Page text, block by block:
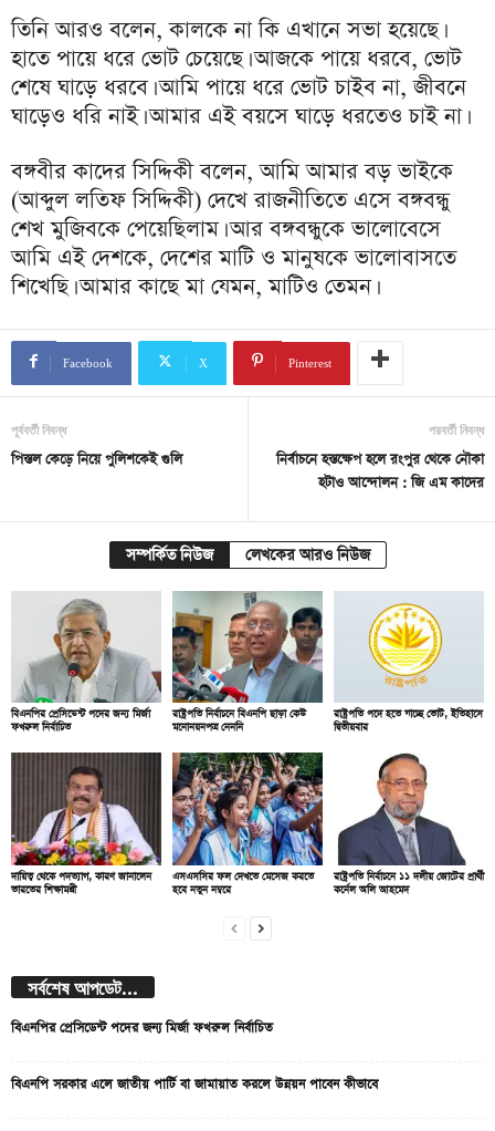
তিনি আরও বলেন, কালকে না কি এখানে সভা হয়েছে।
হাতে পায়ে ধরে ভোট চেয়েছে। আজকে পায়ে ধরবে, ভোট
শেষে ঘাড়ে ধরবে। আমি পায়ে ধরে ভোট চাইব না, জীবনে
ঘাড়েও ধরি নাই। আমার এই বয়সে ঘাড়ে ধরতেও চাই না।
বঙ্গবীর কাদের সিদ্দিকী বলেন, আমি আমার বড় ভাইকে
(আব্দুল লতিফ সিদ্দিকী) দেখে রাজনীতিতে এসে বঙ্গবন্ধু
শেখ মুজিবকে পেয়েছিলাম। আর বঙ্গবন্ধুকে ভালোবেসে
আমি এই দেশকে, দেশের মাটি ও মানুষকে ভালোবাসতে
শিখেছি। আমার কাছে মা যেমন, মাটিও তেমন।
Facebook X Pinterest
পূর্ববর্তী নিবন্ধ
পিস্তল কেড়ে নিয়ে পুলিশকেই গুলি
পরবর্তী নিবন্ধ
নির্বাচনে হস্তক্ষেপ হলে রংপুর থেকে নৌকা
হটাও আন্দোলন : জি এম কাদের
সম্পর্কিত নিউজ লেখকের আরও নিউজ
বিএনপির প্রেসিডেন্ট পদের জন্য মির্জা
ফখরুল নির্বাচিত
রাষ্ট্রপতি নির্বাচনে বিএনপি ছাড়া কেউ
মনোনয়নপত্র নেননি
রাষ্ট্রপতি পদে হতে যাচ্ছে ভোট, ইতিহাসে
দ্বিতীয়বার
দায়িত্ব থেকে পদত্যাগ, কারণ জানালেন
ভারতের শিক্ষামন্ত্রী
এসএসসির ফল দেখতে মেসেজ করতে
হবে নতুন নম্বরে
রাষ্ট্রপতি নির্বাচনে ১১ দলীয় জোটের প্রার্থী
কর্নেল অলি আহমেদ
সর্বশেষ আপডেট...
বিএনপির প্রেসিডেন্ট পদের জন্য মির্জা ফখরুল নির্বাচিত
বিএনপি সরকার এলে জাতীয় পার্টি বা জামায়াত করলে উন্নয়ন পাবেন কীভাবে